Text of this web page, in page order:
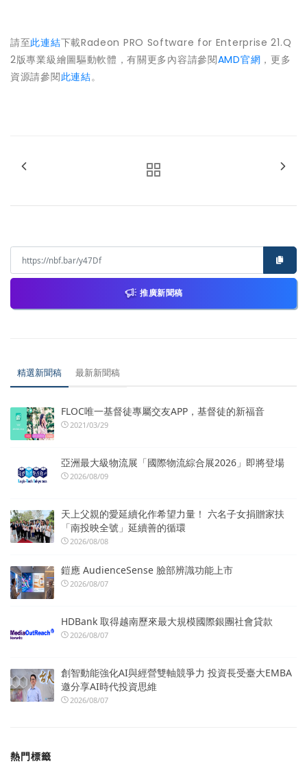
請至此連結下載Radeon PRO Software for Enterprise 21.Q
2版專業級繪圖驅動軟體，有關更多內容請參閱AMD官網 ，更多
資源請參閱此連結。
推廣新聞稿
精選新聞稿 最新新聞稿
FLOC唯一基督徒專屬交友APP，基督徒的新福音
2021/03/29
亞洲最大級物流展「國際物流綜合展2026」即將登場
2026/08/09
天上父親的愛延續化作希望力量！ 六名子女捐贈家扶
「南投映全號」延續善的循環
2026/08/08
鎧應 AudienceSense 臉部辨識功能上市
2026/08/07
HDBank 取得越南歷來最大規模國際銀團社會貸款
2026/08/07
創智動能強化AI與經營雙軸競爭力 投資長受臺大EMBA
邀分享AI時代投資思維
2026/08/07
熱門標籤